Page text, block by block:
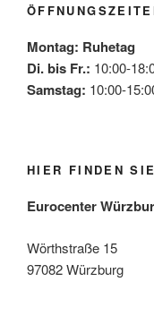
Montag: Ruhetag
Di. bis Fr.: 10:00-
Samstag: 10:00-
HIER FINDEN
Eurocenter
Wörthstraße 15
97082 Würzburg